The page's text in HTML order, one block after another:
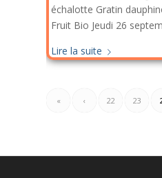
échalotte Gratin
Fruit Bio Jeudi 26
Lire la suite
« ‹ 22 23